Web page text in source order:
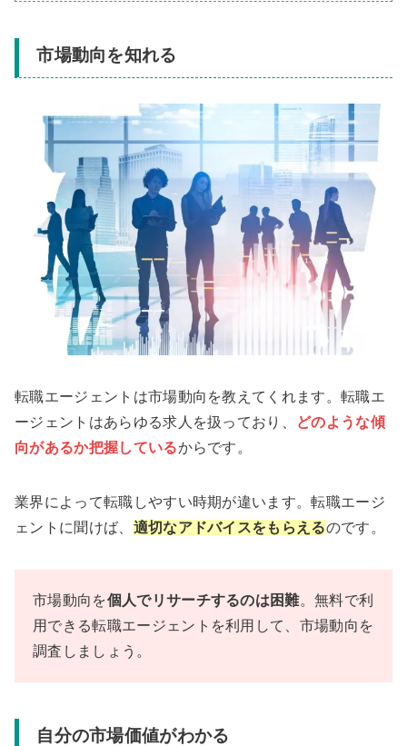
市場動向を知れる
転職エージェントは市場動向を教えてくれます。転職エ
ージェントはあらゆる求人を扱っており、
どのような傾
向があるか把握しているからです。
業界によって転職しやすい時期が違います。転職エージ
ェントに聞けば、 適切なアドバイスをもらえるのです。
市場動向を個人でリサーチするのは困難。無料で利
用できる転職エージェントを利用して、市場動向を
調査しましょう。
自分の市場価値がわかる